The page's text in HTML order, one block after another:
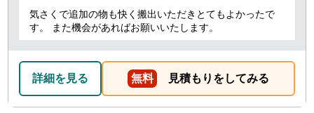
気さくで追加の物も快く搬出いただきとてもよかったで
す。 また機会があればお願いいたします。
詳細を見る 無料 見積もりをしてみる